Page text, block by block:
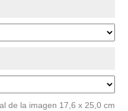
de la imagen 17,6 x 25,0 cm